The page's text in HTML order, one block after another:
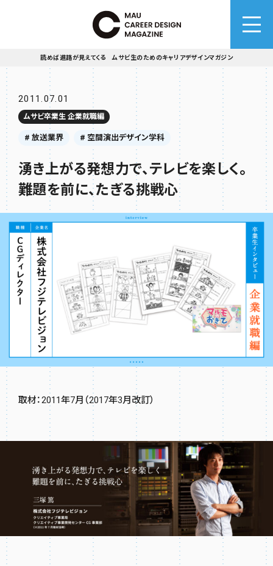
読めば進路が見えてくる ムサビ生のためのキャリアデザインマガジン
2011.07.01
ムサビ卒業生 企業就職編
# 放送業界 # 空間演出デザイン学科
湧き上がる発想力で、テレビを楽しく。
難題を前に、たぎる挑戦心
取材：2011年7月（2017年3月改訂）